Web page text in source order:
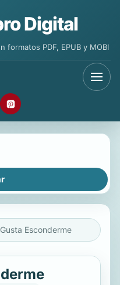
Digital
PDF, EPUB y MOBI
Esconderme